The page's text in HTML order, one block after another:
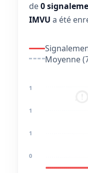
de0
IMVU a été
Moyenne
1
1
1
0